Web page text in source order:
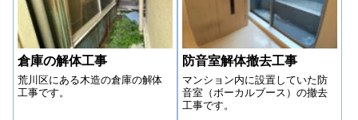
倉庫の解体工事
荒川区にある木造の倉庫の解体
工事です。
防音室解体撤去工事
マンション内に設置していた防
音室（ボーカルブース）の撤去
工事です。